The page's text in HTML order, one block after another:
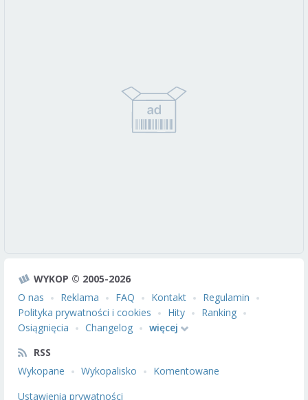
WYKOP © 2005-2026
O nas
Reklama FAQ Kontakt
Regulamin
Polityka prywatności i cookies
Hity
Ranking
Osiągnięcia
Changelog
więcej
RSS
Wykopane
Wykopalisko
Komentowane
Ustawienia prywatności